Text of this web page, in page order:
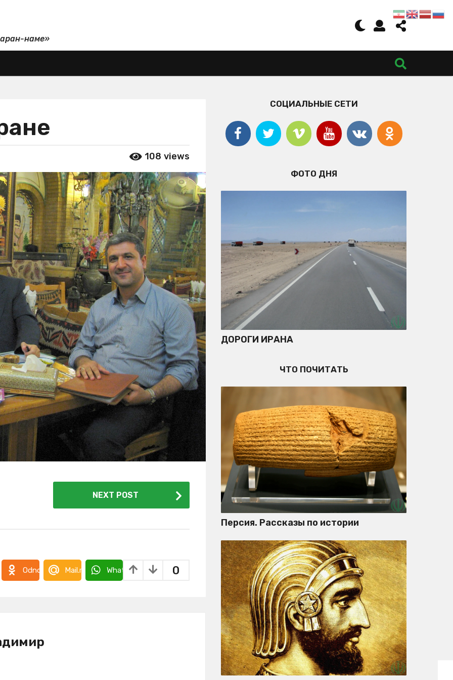
наме»
108 views
NEXT POST
0
OdnoklassnikiMail.ru WhatsApp
СОЦИАЛЬНЫЕ СЕТИ
ФОТО ДНЯ
ДОРОГИ ИРАНА
ЧТО ПОЧИТАТЬ
Персия. Рассказы по истории